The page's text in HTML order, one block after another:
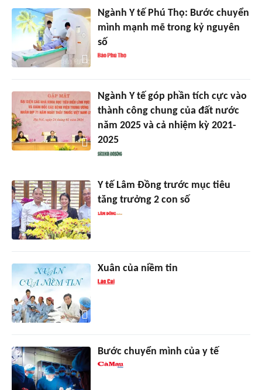
Ngành Y tế Phú Thọ: Bước chuyển
mình mạnh mẽ trong kỷ nguyên
số
Ngành Y tế góp phần tích cực vào
thành công chung của đất nước
năm 2025 và cả nhiệm kỳ 2021-
2025
Y tế Lâm Đồng trước mục tiêu
tăng trưởng 2 con số
Xuân của niềm tin
Bước chuyển mình của y tế